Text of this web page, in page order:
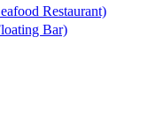
Restaurant)
Bar)